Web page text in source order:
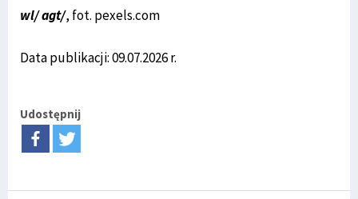
wl/ agt/, fot. pexels.com
Data publikacji: 09.07.2026 r.
Udostępnij